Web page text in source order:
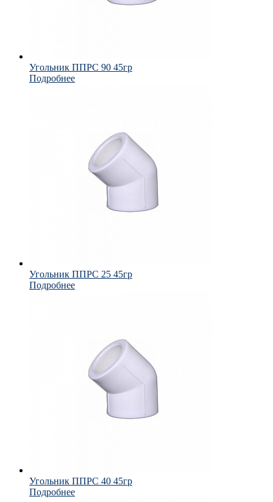
Угольник ППРС 90 45гр
Подробнее
Угольник ППРС 25 45гр
Подробнее
Угольник ППРС 40 45гр
Подробнее